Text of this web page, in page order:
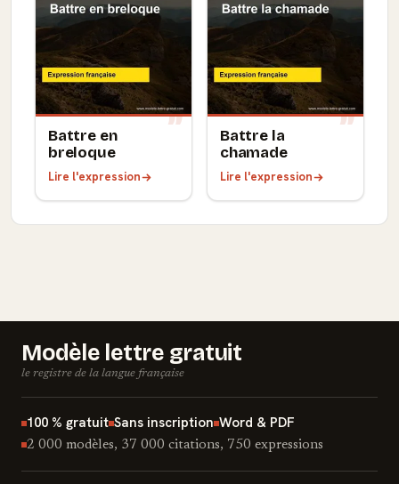
Battre en
breloque
Lire l'expression
Battre la
chamade
Lire l'expression
Modèle lettre gratuit
le registre de la langue française
100 % gratuit Sans inscription Word & PDF
2 000 modèles, 37 000 citations, 750 expressions